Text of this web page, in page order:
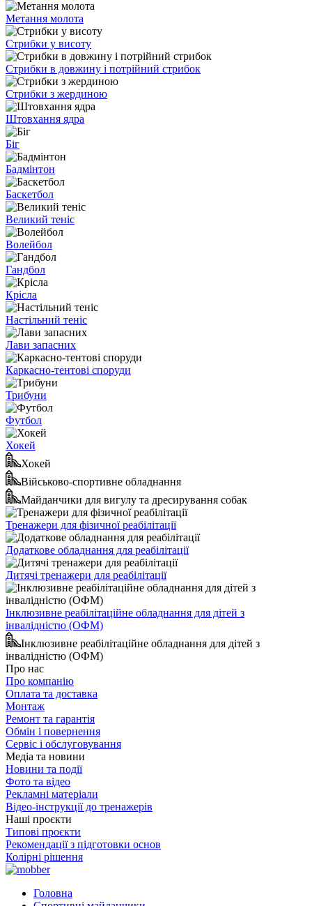
Метання молота
Стрибки у висоту
Стрибки в довжину і потрійний стрибок
Стрибки з жердиною
Штовхання ядра
Біг
Бадмінтон
Баскетбол
Великий теніс
Волейбол
Гандбол
Крісла
Настільний теніс
Лави запасних
Каркасно-тентові споруди
Трибуни
Футбол
Хокей
Хокей
Військово-спортивне обладнання
Майданчики для вигулу та дресирування собак
Тренажери для фізичної реабілітації
Додаткове обладнання для реабілітації
Дитячі тренажери для реабілітації
Інклюзивне реабілітаційне обладнання для дітей з
інвалідністю (ОФМ)
Інклюзивне реабілітаційне обладнання для дітей з
інвалідністю (ОФМ)
Про нас
Про компанію
Оплата та доставка
Монтаж
Ремонт та гарантія
Обмін і повернення
Сервіс і обслуговування
Медіа та новини
Новини та події
Фото та відео
Рекламні матеріали
Відео-інструкції до тренажерів
Наші проєкти
Типові проєкти
Рекомендації з підготовки основ
Колірні рішення
Головна